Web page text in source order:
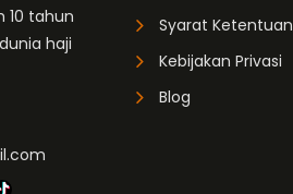
10 tahun
haji
Syarat Ketentuan
Kebijakan Privasi
Blog